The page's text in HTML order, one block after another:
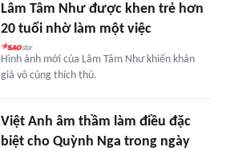
Lâm Tâm Như được khen trẻ hơn
20 tuổi nhờ làm một việc
Hình ảnh mới của Lâm Tâm Như khiến khán
giả vô cùng thích thú.
Việt Anh âm thầm làm điều đặc
biệt cho Quỳnh Nga trong ngày